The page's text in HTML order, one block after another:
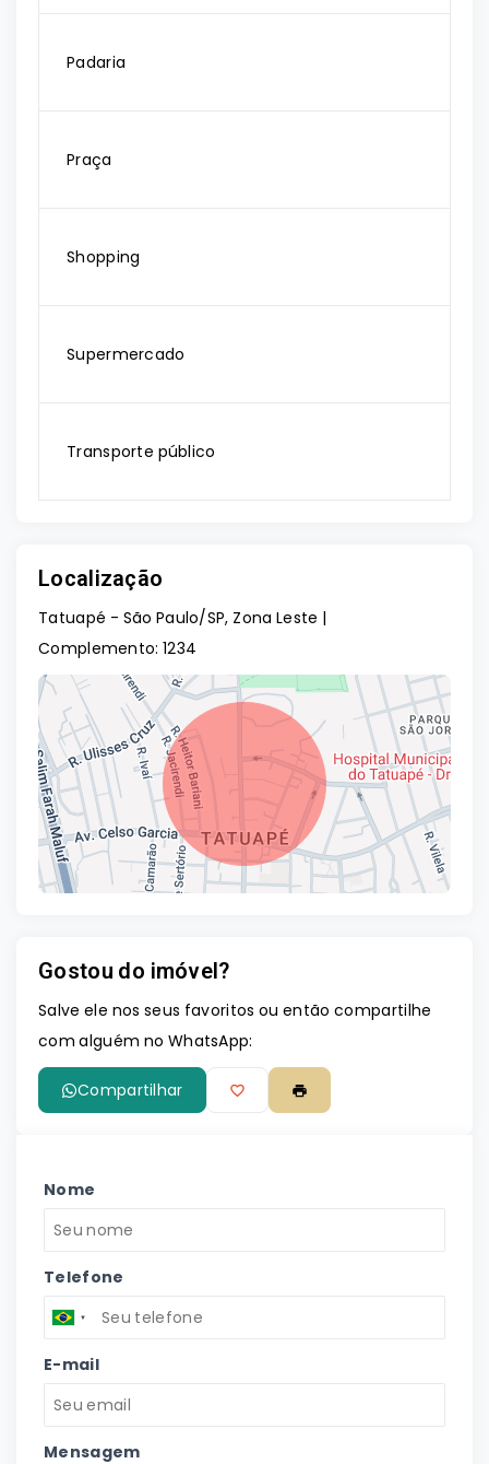
Padaria
Praça
Shopping
Supermercado
Transporte público
Localização
Tatuapé - São Paulo/SP, Zona Leste |
Complemento: 1234
Gostou do imóvel?
Salve ele nos seus favoritos ou então compartilhe
com alguém no WhatsApp:
Compartilhar
Nome
Telefone
E-mail
Mensagem